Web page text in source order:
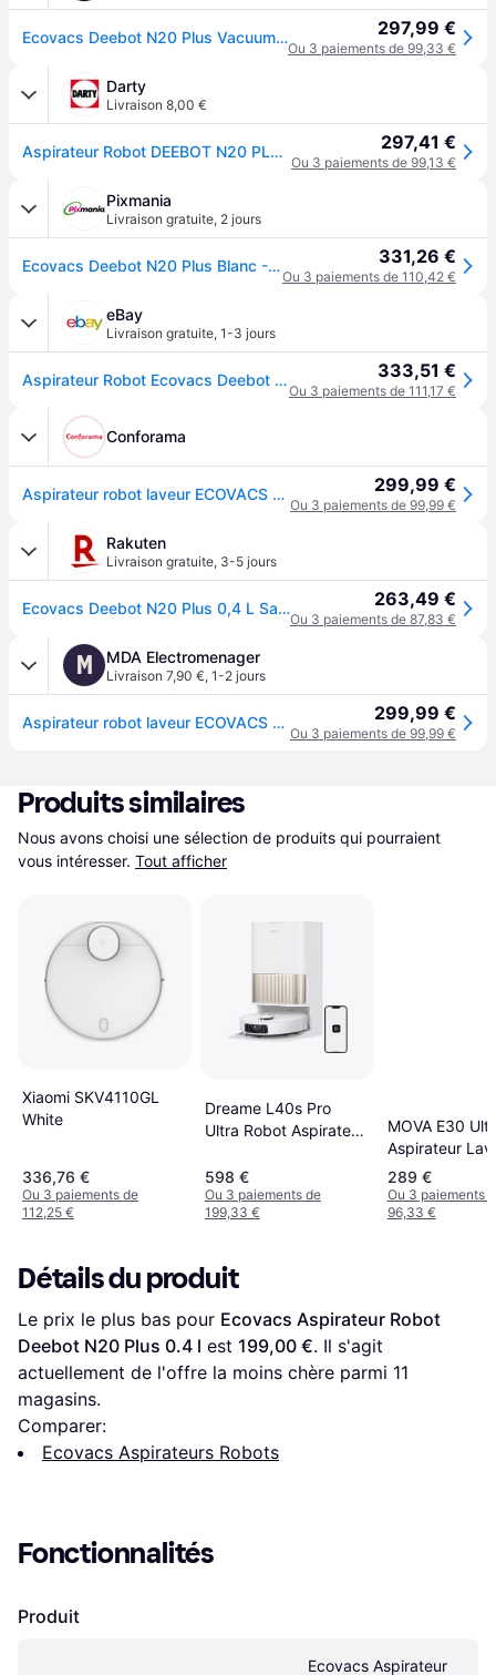
Ecovacs Deebot N20 Plus Vacuum Cleaner Robot Clair One Size / EU Plug 220V 297,99 €
Ou 3 paiements de 99,33 €
Darty
Livraison 8,00 €
Aspirateur Robot DEEBOT N20 PLUS, Technologie PureCyclone avec conteneur à poussière sans consommable, 8000Pa 297,41 €
Ou 3 paiements de 99,13 €
Pixmania
Livraison gratuite, 2 jours
Ecovacs Deebot N20 Plus Blanc - Neuf 331,26 €
Ou 3 paiements de 110,42 €
eBay
Livraison gratuite, 1-3 jours
Aspirateur Robot Ecovacs Deebot N20 Plus (blanc) 333,51 €
Ou 3 paiements de 111,17 €
Conforama
Aspirateur robot laveur ECOVACS N20 PLUS 299,99 €
Ou 3 paiements de 99,99 €
Rakuten
Livraison gratuite, 3-5 jours
Ecovacs Deebot N20 Plus 0,4 L Sans sac Blanc 263,49 €
Ou 3 paiements de 87,83 €
M MDA Electromenager
Livraison 7,90 €, 1-2 jours
Aspirateur robot laveur ECOVACS DEEBOTN20PLUS 299,99 €
Ou 3 paiements de 99,99 €
Produits similaires
Nous avons choisi une sélection de produits qui pourraient
vous intéresser. Tout afficher
Xiaomi SKV4110GL
White
336,76 €
Ou 3 paiements de
112,25 €
Dreame L40s Pro
Ultra Robot Aspirateur
598 €
Ou 3 paiements de
199,33 €
MOVA E30
Aspirateur
Vidage
289 €
Ou 3 paiements
96,33 €
Détails du produit
Le prix le plus bas pour Ecovacs Aspirateur Robot
Deebot N20 Plus 0.4 l est 199,00 €. Il s'agit
actuellement de l'offre la moins chère parmi 11
magasins.
Comparer:
Ecovacs Aspirateurs Robots
Fonctionnalités
Produit
Ecovacs Aspirateur